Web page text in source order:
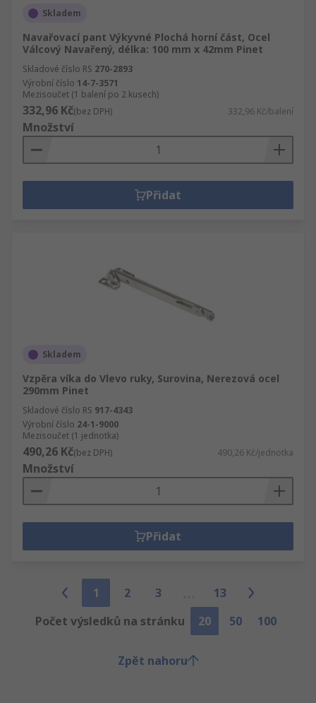
Skladem
Navařovací pant Výkyvné Plochá horní část, Ocel
Válcový Navařený, délka: 100 mm x 42mm Pinet
Skladové číslo RS 270-2893
Výrobní číslo 14-7-3571
Mezisoučet (1 balení po 2 kusech)
332,96 Kč(bez DPH) 332,96 Kč/balení
Množství
Přidat
Skladem
Vzpěra víka do Vlevo ruky, Surovina, Nerezová ocel
290mm Pinet
Skladové číslo RS 917-4343
Výrobní číslo 24-1-9000
Mezisoučet (1 jednotka)
490,26 Kč(bez DPH) 490,26 Kč/jednotka
Množství
Přidat
1 2 3
13
Počet výsledků na stránku
20 50 100
Zpět nahoru